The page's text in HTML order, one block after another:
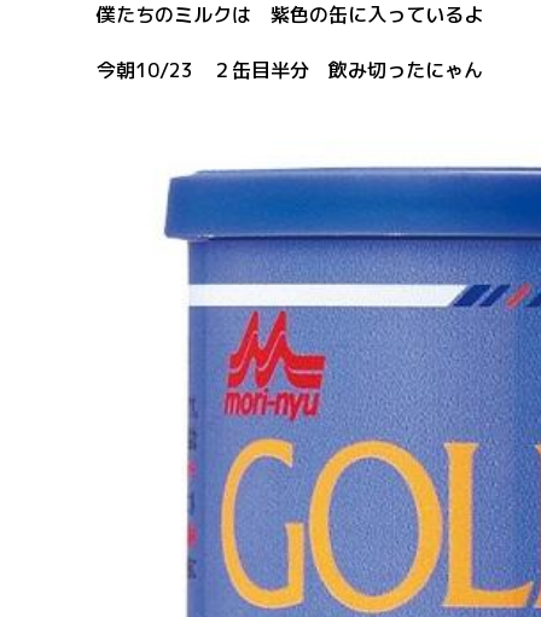
僕たちのミルクは 紫色の缶に入っているよ
今朝10/23 ２缶目半分 飲み切ったにゃん